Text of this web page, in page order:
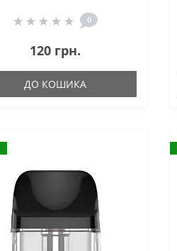
0
120 грн.
ДО КОШИКА